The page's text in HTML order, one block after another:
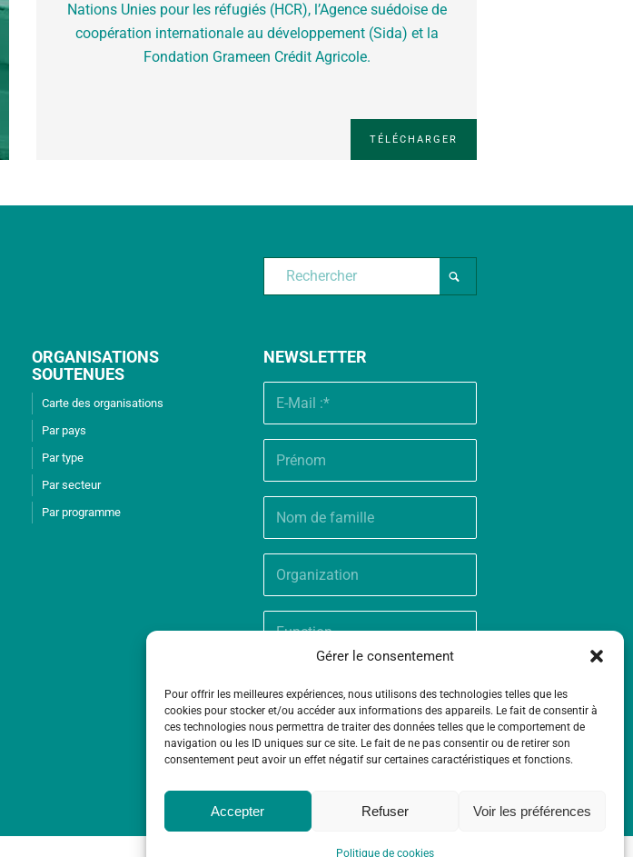
Gérer le consentement
Pour offrir les meilleures expériences, nous utilisons des technologies telles que les
cookies pour stocker et/ou accéder aux informations des appareils. Le fait de consentir à
ces technologies nous permettra de traiter des données telles que le comportement de
navigation ou les ID uniques sur ce site. Le fait de ne pas consentir ou de retirer son
consentement peut avoir un effet négatif sur certaines caractéristiques et fonctions.
Accepter Refuser Voir les préférences
Politique de cookies
Nations Unies pour les réfugiés (HCR), l’Agence suédoise de
coopération internationale au développement (Sida) et la
Fondation Grameen Crédit Agricole.
TÉLÉCHARGER
ORGANISATIONS
SOUTENUES
Carte des organisations
Par pays
Par type
Par secteur
Par programme
NEWSLETTER